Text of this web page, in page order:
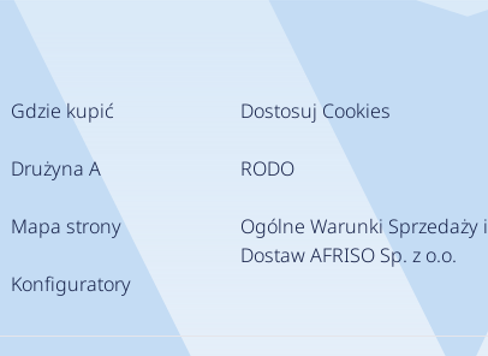
Gdzie kupić
Drużyna A
Mapa strony
Konfiguratory
Dostosuj Cookies
RODO
Ogólne Warunki Sprzedaży i
Dostaw AFRISO Sp. z o.o.